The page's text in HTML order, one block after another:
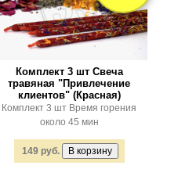
Комплект 3 шт Свеча
травяная "Привлечение
клиентов" (Красная)
Комплект 3 шт Время горения
около 45 мин
149 руб.